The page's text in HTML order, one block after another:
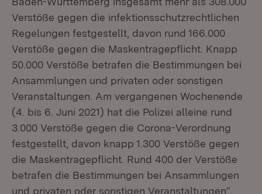
Verstöße gegen die infektionsschutzrechtlichen
Regelungen festgestellt, davon rund 166.000
Verstöße gegen die Maskentragepflicht. Knapp
50.000 Verstöße betrafen die Bestimmungen bei
Ansammlungen und privaten oder sonstigen
Veranstaltungen. Am vergangenen Wochenende
(4. bis 6. Juni 2021) hat die Polizei alleine rund
3.000 Verstöße gegen die Corona-Verordnung
festgestellt, davon knapp 1.300 Verstöße gegen
die Maskentragepflicht. Rund 400 der Verstöße
betrafen die Bestimmungen bei Ansammlungen
und privaten oder sonstigen Veranstaltungen“,